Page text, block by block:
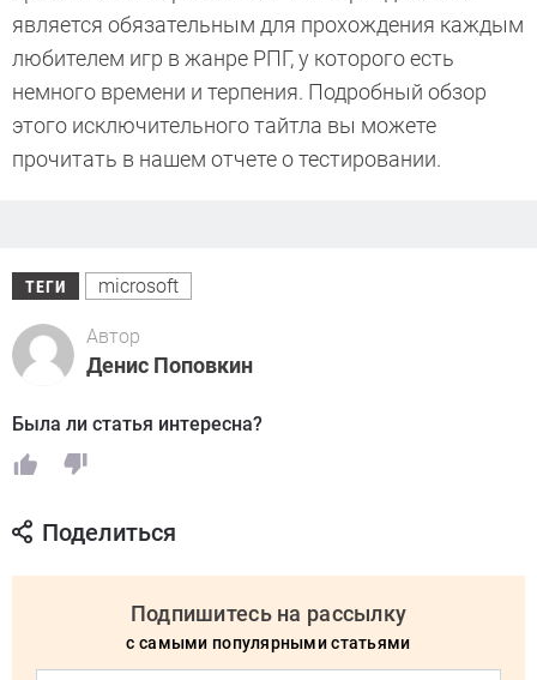
является обязательным для прохождения каждым
любителем игр в жанре РПГ, у которого есть
немного времени и терпения. Подробный обзор
этого исключительного тайтла вы можете
прочитать в нашем отчете о тестировании.
ТЕГИ microsoft
Автор
Денис Поповкин
Была ли статья интересна?
Поделиться
Подпишитесь на рассылку
с самыми популярными статьями